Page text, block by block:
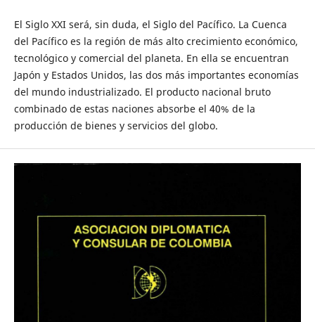
El Siglo XXI será, sin duda, el Siglo del Pacífico. La Cuenca
del Pacífico es la región de más alto crecimiento económico,
tecnológico y comercial del planeta. En ella se encuentran
Japón y Estados Unidos, las dos más importantes economías
del mundo industrializado. El producto nacional bruto
combinado de estas naciones absorbe el 40% de la
producción de bienes y servicios del globo.